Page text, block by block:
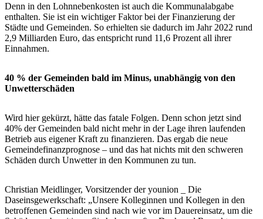
Denn in den Lohnnebenkosten ist auch die Kommunalabgabe
enthalten. Sie ist ein wichtiger Faktor bei der Finanzierung der
Städte und Gemeinden. So erhielten sie dadurch im Jahr 2022 rund
2,9 Milliarden Euro, das entspricht rund 11,6 Prozent all ihrer
Einnahmen.
40 % der Gemeinden bald im Minus, unabhängig von den
Unwetterschäden
Wird hier gekürzt, hätte das fatale Folgen. Denn schon jetzt sind
40% der Gemeinden bald nicht mehr in der Lage ihren laufenden
Betrieb aus eigener Kraft zu finanzieren. Das ergab die neue
Gemeindefinanzprognose – und das hat nichts mit den schweren
Schäden durch Unwetter in den Kommunen zu tun.
Christian Meidlinger, Vorsitzender der younion _ Die
Daseinsgewerkschaft: „Unsere Kolleginnen und Kollegen in den
betroffenen Gemeinden sind nach wie vor im Dauereinsatz, um die